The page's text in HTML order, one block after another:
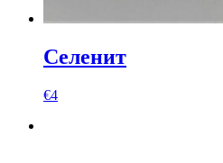
Селенит
€4